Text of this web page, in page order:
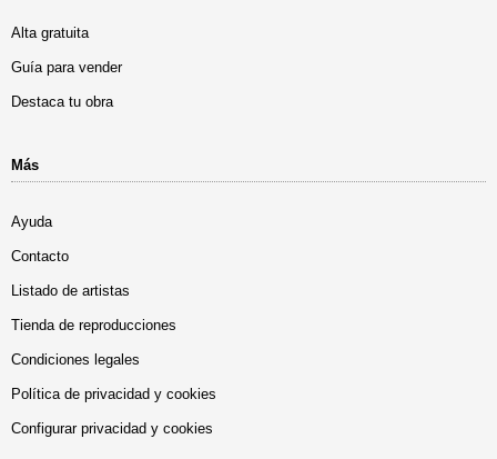
Alta gratuita
Guía para vender
Destaca tu obra
Más
Ayuda
Contacto
Listado de artistas
Tienda de reproducciones
Condiciones legales
Política de privacidad y cookies
Configurar privacidad y cookies